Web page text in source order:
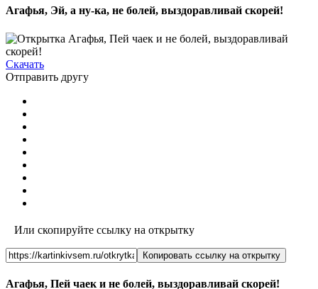
Агафья, Эй, а ну-ка, не болей, выздоравливай скорей!
Скачать
Отправить другу
Или скопируйте ссылку на открытку
Копировать ссылку на открытку
Агафья, Пей чаек и не болей, выздоравливай скорей!